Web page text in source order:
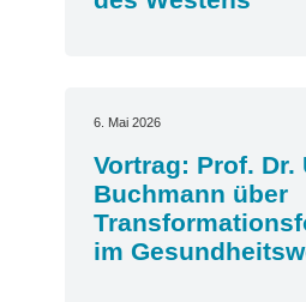
6. Mai 2026
Vortrag: Prof. Dr.
Buchmann über
im